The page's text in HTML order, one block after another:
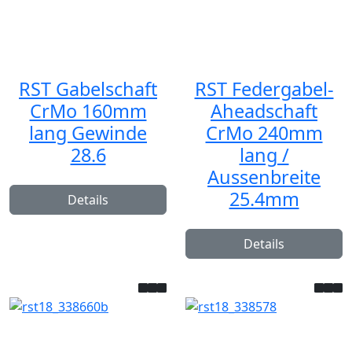
RST Gabelschaft
CrMo 160mm
lang Gewinde
28.6
Details
RST Federgabel-
Aheadschaft
CrMo 240mm
lang /
Aussenbreite
25.4mm
Details